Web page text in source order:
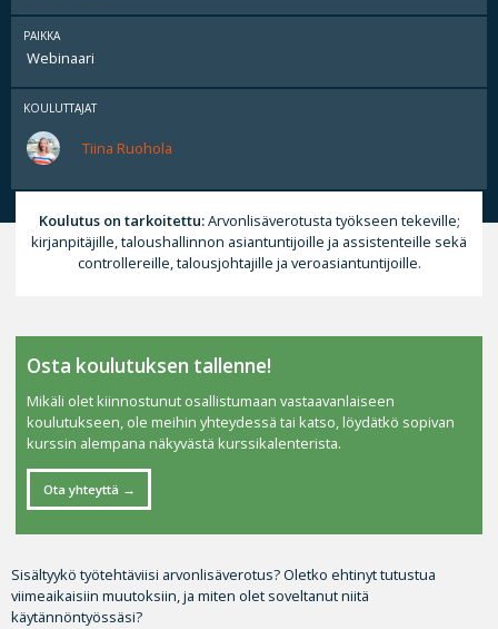
PAIKKA
Webinaari
KOULUTTAJAT
Tiina Ruohola
Koulutus on tarkoitettu:Arvonlisäverotusta työkseen tekeville;
kirjanpitäjille, taloushallinnon asiantuntijoille ja assistenteille sekä
controllereille, talousjohtajille ja veroasiantuntijoille.
Sisältyykö työtehtäviisi arvonlisäverotus? Oletko ehtinyt tutustua
viimeaikaisiin muutoksiin, ja miten olet soveltanut niitä
käytännöntyössäsi?
Osta koulutuksen tallenne!
Mikäli olet kiinnostunut osallistumaan vastaavanlaiseen
koulutukseen, ole meihin yhteydessä tai katso, löydätkö sopivan
kurssin alempana näkyvästä kurssikalenterista.
Ota yhteyttä